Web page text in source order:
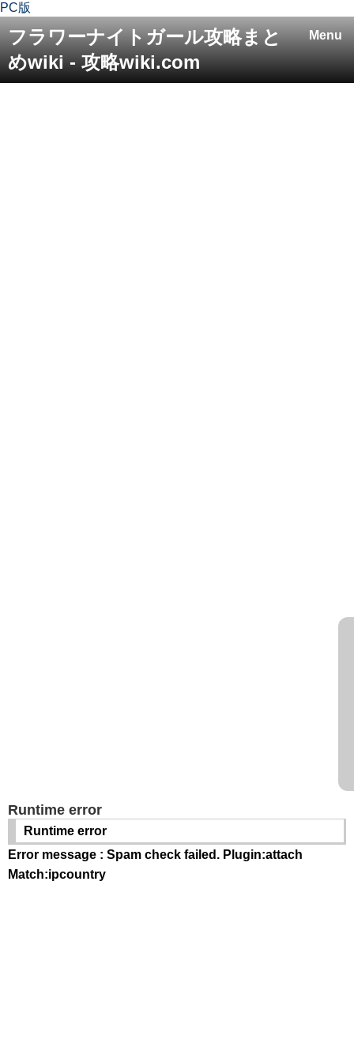
PC版
Menu
フラワーナイトガール攻略まと
めwiki - 攻略wiki.com
Runtime error
Runtime error
Error message : Spam check failed. Plugin:attach
Match:ipcountry